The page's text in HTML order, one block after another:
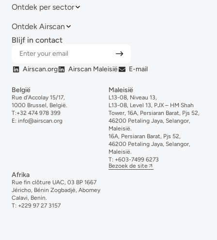
Ontdek per sector
Ontdek Airscan
Blijf in contact
Airscan.org Airscan Maleisië E-mail
België
Rue d'Accolay 15/17,
1000 Brussel, België.
T:+32 474 978 399
E: info@airscan.org
Maleisië
L13-08, Niveau 13,
L13-08, Level 13, PJX – HM Shah
Tower, 16A, Persiaran Barat, Pjs 52,
46200 Petaling Jaya, Selangor,
Maleisië.
16A, Persiaran Barat, Pjs 52,
46200 Petaling Jaya, Selangor,
Maleisië.
T: +603-7499 6273
Bezoek de site
Afrika
Rue fin clôture UAC, 03 BP 1667
Jéricho, Bénin Zogbadjè, Abomey
Calavi, Benin.
T: +229 97 27 3157